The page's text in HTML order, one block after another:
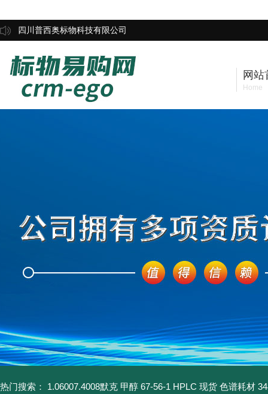
四川普西奥标物科技有限公司
网站
Home
热门搜索： 1.06007.4008默克 甲醇 67-56-1 HPLC 现货 色谱耗材